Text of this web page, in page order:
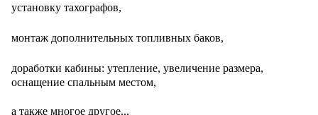
установку тахографов,
монтаж дополнительных топливных баков,
доработки кабины: утепление, увеличение размера,
оснащение спальным местом,
а также многое другое...